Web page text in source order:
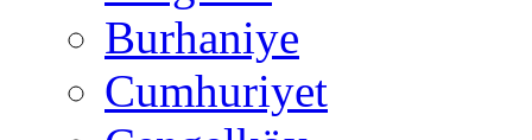
Burhaniye
Cumhuriyet